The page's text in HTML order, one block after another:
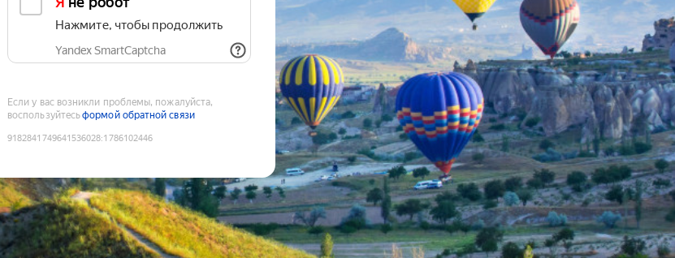
Нажмите, чтобы продолжить
Yandex SmartCaptcha
Если у вас возникли проблемы, пожалуйста,
воспользуйтесьформой обратной связи
9182841749641536028:1786102446